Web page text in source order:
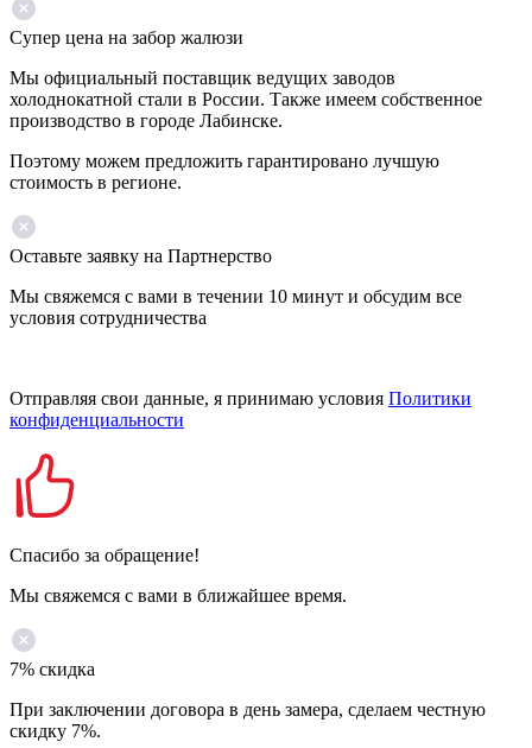
Супер цена на забор жалюзи
Мы официальный поставщик ведущих заводов
холоднокатной стали в России. Также имеем собственное
производство в городе Лабинске.
Поэтому можем предложить гарантировано лучшую
стоимость в регионе.
Оставьте заявку на Партнерство
Мы свяжемся с вами в течении 10 минут и обсудим все
условия сотрудничества
Отправляя свои данные, я принимаю условия Политики
конфиденциальности
Спасибо за обращение!
Мы свяжемся с вами в ближайшее время.
7% скидка
При заключении договора в день замера, сделаем честную
скидку 7%.